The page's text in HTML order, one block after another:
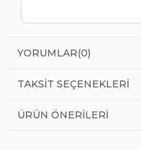
YORUMLAR(0)
TAKSIT SEÇENEKLERI
ÜRÜN ÖNERILERI